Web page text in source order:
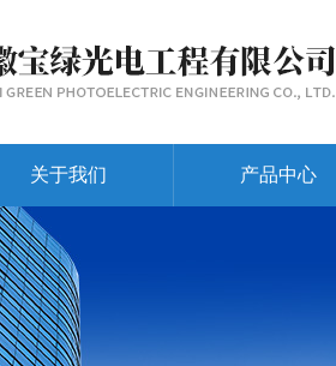
关于我们 产品中心